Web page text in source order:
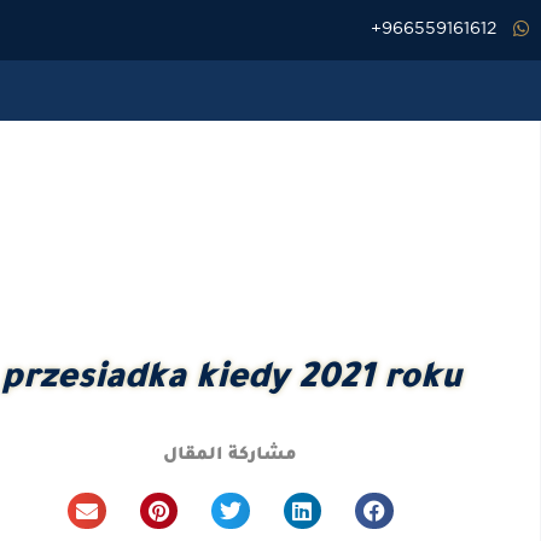
تخطي
إلى
966559161612+
kiedy 2021 roku
مشاركة المقال